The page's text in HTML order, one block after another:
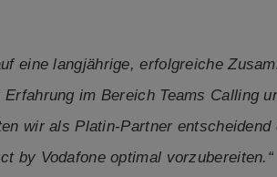
eine langjährige, erfolgreiche
im Bereich Teams Calling
wir als Platin-Partner
by Vodafone optimal vorzubereiten.“